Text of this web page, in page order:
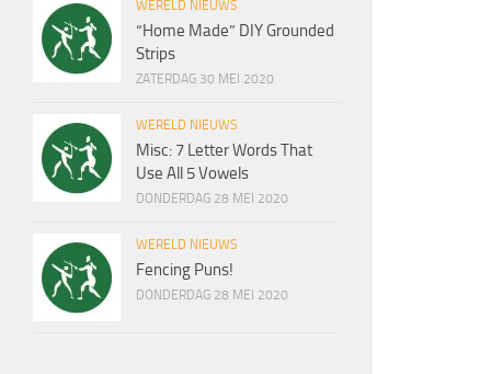
WERELD NIEUWS
“Home Made” DIY Grounded
Strips
ZATERDAG 30 MEI 2020
WERELD NIEUWS
Misc: 7 Letter Words That
Use All 5 Vowels
DONDERDAG 28 MEI 2020
WERELD NIEUWS
Fencing Puns!
DONDERDAG 28 MEI 2020